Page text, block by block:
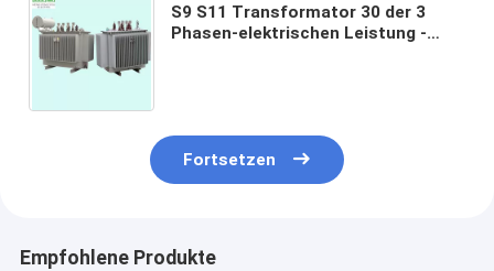
S9 S11 Transformator 30 der 3
Phasen-elektrischen Leistung -
Fortsetzen
Empfohlene Produkte